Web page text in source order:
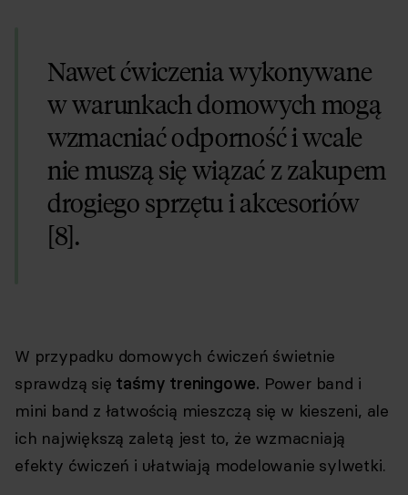
Nawet ćwiczenia wykonywane
w warunkach domowych mogą
wzmacniać odporność i wcale
nie muszą się wiązać z zakupem
drogiego sprzętu i akcesoriów
[8].
W przypadku domowych ćwiczeń świetnie
sprawdzą się taśmy treningowe. Power band i
mini band z łatwością mieszczą się w kieszeni, ale
ich największą zaletą jest to, że wzmacniają
efekty ćwiczeń i ułatwiają modelowanie sylwetki.